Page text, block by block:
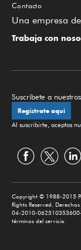
Contacto
Una empresa
Trabaja con
Suscríbete a nuestros
Regístrate aquí
Al suscribirte, aceptas
Copyright © 1988-2015
Rights Reserved.
04-2010-
términos del servicio